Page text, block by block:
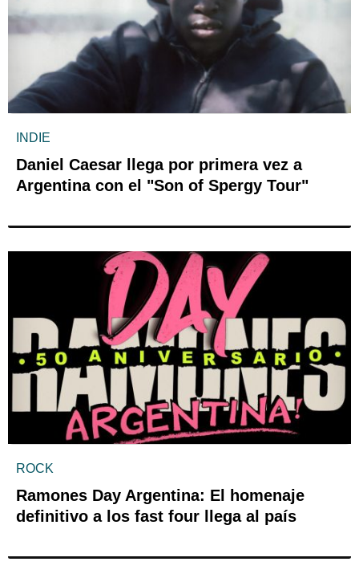
INDIE
Daniel Caesar llega por primera vez a
Argentina con el "Son of Spergy Tour"
ROCK
Ramones Day Argentina: El homenaje
definitivo a los fast four llega al país